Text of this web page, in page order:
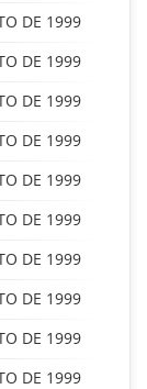
DE 1999
DE 1999
DE 1999
DE 1999
DE 1999
DE 1999
DE 1999
DE 1999
DE 1999
DE 1999